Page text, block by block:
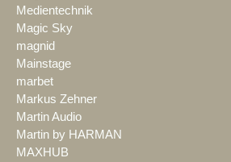
Medientechnik
Magic Sky
magnid
Mainstage
marbet
Markus Zehner
Martin Audio
Martin by HARMAN
MAXHUB